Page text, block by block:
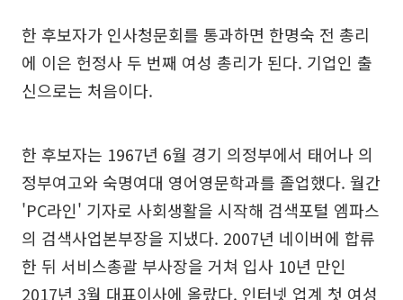
한 후보자가 인사청문회를 통과하면 한명숙 전 총리
에 이은 헌정사 두 번째 여성 총리가 된다. 기업인 출
신으로는 처음이다.
한 후보자는 1967년 6월 경기 의정부에서 태어나 의
정부여고와 숙명여대 영어영문학과를 졸업했다. 월간
'PC라인' 기자로 사회생활을 시작해 검색포털 엠파스
의 검색사업본부장을 지냈다. 2007년 네이버에 합류
한 뒤 서비스총괄 부사장을 거쳐 입사 10년 만인
2017년 3월 대표이사에 올랐다. 인터넷 업계 첫 여성